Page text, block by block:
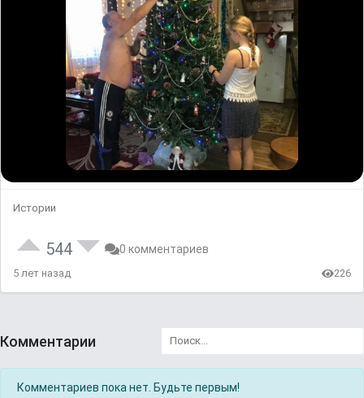
Истории
544 0 комментариев
5 лет назад 226
Комментарии
Комментариев пока нет. Будьте первым!